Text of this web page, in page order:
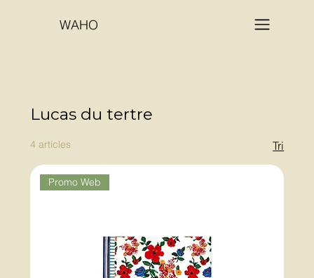
WAHO
Lucas du tertre
4 articles Tri
Promo Web